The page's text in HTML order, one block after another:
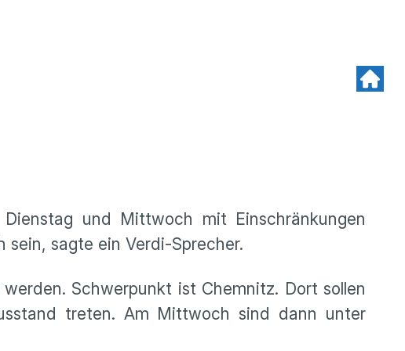
und Mittwoch mit Einschränkungen
sagte ein Verdi-Sprecher.
Schwerpunkt ist Chemnitz. Dort sollen
treten. Am Mittwoch sind dann unter